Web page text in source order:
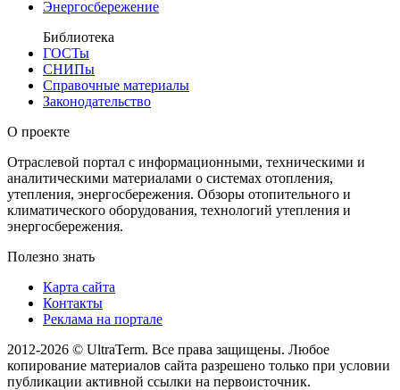
Энергосбережение
Библиотека
ГОСТы
СНИПы
Справочные материалы
Законодательство
О проекте
Отраслевой портал с информационными, техническими и
аналитическими материалами о системах отопления,
утепления, энергосбережения. Обзоры отопительного и
климатического оборудования, технологий утепления и
энергосбережения.
Полезно знать
Карта сайта
Контакты
Реклама на портале
2012-2026 © UltraTerm. Все права защищены. Любое
копирование материалов сайта разрешено только при условии
публикации активной ссылки на первоисточник.